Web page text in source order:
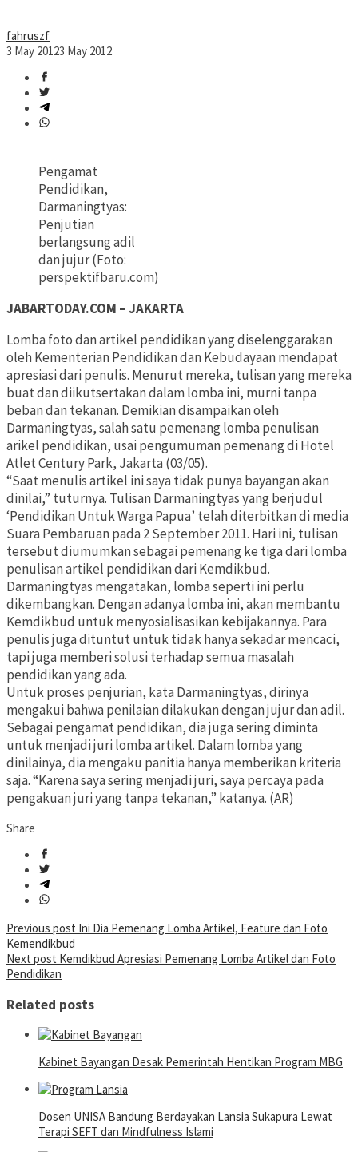
fahruszf
3 May 20123 May 2012
Pengamat
Pendidikan,
Darmaningtyas:
Penjutian
berlangsung adil
dan jujur (Foto:
perspektifbaru.com)
JABARTODAY.COM – JAKARTA
Lomba foto dan artikel pendidikan yang diselenggarakan
oleh Kementerian Pendidikan dan Kebudayaan mendapat
apresiasi dari penulis. Menurut mereka, tulisan yang mereka
buat dan diikutsertakan dalam lomba ini, murni tanpa
beban dan tekanan. Demikian disampaikan oleh
Darmaningtyas, salah satu pemenang lomba penulisan
arikel pendidikan, usai pengumuman pemenang di Hotel
Atlet Century Park, Jakarta (03/05).
“Saat menulis artikel ini saya tidak punya bayangan akan
dinilai,” tuturnya. Tulisan Darmaningtyas yang berjudul
‘Pendidikan Untuk Warga Papua’ telah diterbitkan di media
Suara Pembaruan pada 2 September 2011. Hari ini, tulisan
tersebut diumumkan sebagai pemenang ke tiga dari lomba
penulisan artikel pendidikan dari Kemdikbud.
Darmaningtyas mengatakan, lomba seperti ini perlu
dikembangkan. Dengan adanya lomba ini, akan membantu
Kemdikbud untuk menyosialisasikan kebijakannya. Para
penulis juga dituntut untuk tidak hanya sekadar mencaci,
tapi juga memberi solusi terhadap semua masalah
pendidikan yang ada.
Untuk proses penjurian, kata Darmaningtyas, dirinya
mengakui bahwa penilaian dilakukan dengan jujur dan adil.
Sebagai pengamat pendidikan, dia juga sering diminta
untuk menjadi juri lomba artikel. Dalam lomba yang
dinilainya, dia mengaku panitia hanya memberikan kriteria
saja. “Karena saya sering menjadi juri, saya percaya pada
pengakuan juri yang tanpa tekanan,” katanya. (AR)
Share
Post
navigation
Previous post Ini Dia Pemenang Lomba Artikel, Feature dan Foto
Kemendikbud
Next post Kemdikbud Apresiasi Pemenang Lomba Artikel dan Foto
Pendidikan
Related posts
Kabinet Bayangan Desak Pemerintah Hentikan Program MBG
Dosen UNISA Bandung Berdayakan Lansia Sukapura Lewat
Terapi SEFT dan Mindfulness Islami